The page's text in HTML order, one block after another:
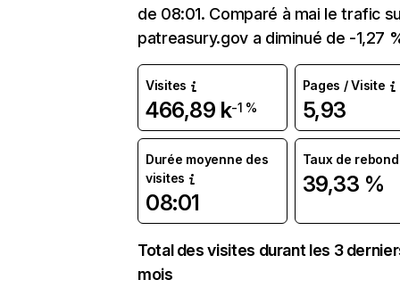
de 08:01. Comparé à mai le trafic
patreasury.gov a diminué de -1,27
Visites
466,89 k-1 %
Pages / Visite
5,93
Durée moyenne des
visites
08:01
Taux de rebond
39,33 %
Total des visites durant les 3
mois